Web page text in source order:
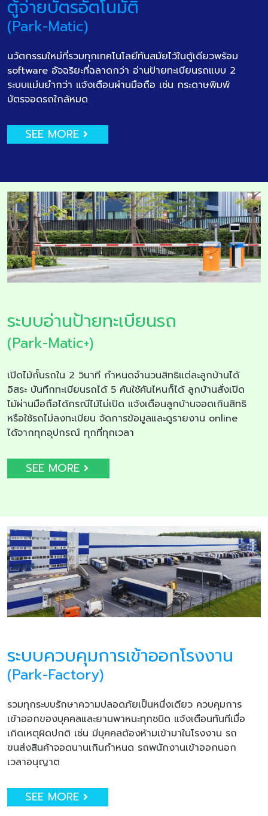
ตู้จ่ายบัตรอัตโนมัติ
(Park-Matic)
นวัตกรรมใหม่ที่รวมทุกเทคโนโลยีทันสมัยไว้ในตู้เดียวพร้อม
software อัจฉริยะที่ฉลาดกว่า อ่านป้ายทะเบียนรถแบบ 2
ระบบแม่นยำกว่า แจ้งเตือนผ่านมือถือ เช่น กระดาษพิมพ์
บัตรจอดรถใกล้หมด
SEE MORE
ระบบอ่านป้ายทะเบียนรถ
(Park-Matic+)
เปิดไม้กั้นรถใน 2 วินาที กำหนดจำนวนสิทธิแต่ละลูกบ้านได้
อิสระ บันทึกทะเบียนรถได้ 5 คันใช้คันไหนก็ได้ ลูกบ้านสั่งเปิด
ไม้ผ่านมือถือได้กรณีไม้ไม่เปิด แจ้งเตือนลูกบ้านจอดเกินสิทธิ
หรือใช้รถไม่ลงทะเบียน จัดการข้อมูลและดูรายงาน online
ได้จากทุกอุปกรณ์ ทุกที่ทุกเวลา
SEE MORE
ระบบควบคุมการเข้าออกโรงงาน
(Park-Factory)
รวมทุกระบบรักษาความปลอดภัยเป็นหนึ่งเดียว ควบคุมการ
เข้าออกของบุคคลและยานพาหนะทุกชนิด แจ้งเตือนทันทีเมื่อ
เกิดเหตุผิดปกติ เช่น มีบุคคลต้องห้ามเข้ามาในโรงงาน รถ
ขนส่งสินค้าจอดนานเกินกำหนด รถพนักงานเข้าออกนอก
เวลาอนุญาต
SEE MORE